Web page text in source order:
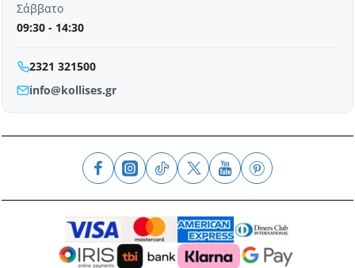
Σάββατο
09:30 - 14:30
2321 321500
info@kollises.gr